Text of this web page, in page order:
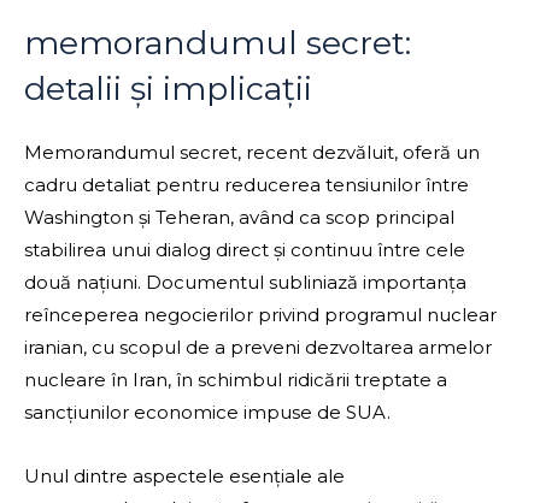
memorandumul secret:
detalii și implicații
Memorandumul secret, recent dezvăluit, oferă un
cadru detaliat pentru reducerea tensiunilor între
Washington și Teheran, având ca scop principal
stabilirea unui dialog direct și continuu între cele
două națiuni. Documentul subliniază importanța
reînceperea negocierilor privind programul nuclear
iranian, cu scopul de a preveni dezvoltarea armelor
nucleare în Iran, în schimbul ridicării treptate a
sancțiunilor economice impuse de SUA.
Unul dintre aspectele esențiale ale